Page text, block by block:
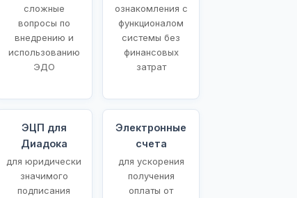
сложные
вопросы по
внедрению и
использованию
ЭДО
ознакомления с
функционалом
системы без
финансовых
затрат
ЭЦП для
Диадока
для юридически
значимого
подписания
Электронные
счета
для ускорения
получения
оплаты от